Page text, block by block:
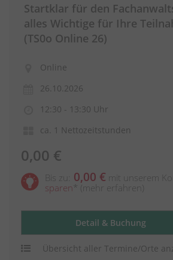
Startklar für den
alles Wichtige für Ihre
(TS0o Online 26)
Online
26.10.2026
12:30 - 13:30 Uhr
ca. 1 Nettozeitstunden
0,00 €
Bis zu: 0,00 € mit unserem
sparen
(mehr erfahren)
Detail & Buchung
Übersicht aller Termine/Orte